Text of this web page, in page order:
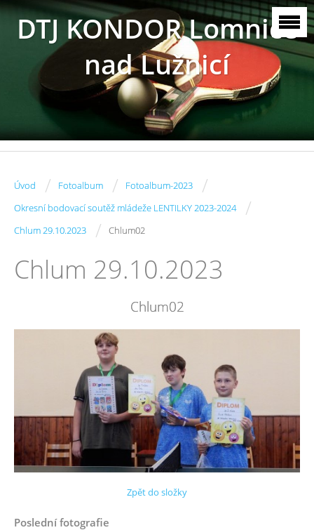
DTJ KONDOR Lomnice
nad Lužnicí
Úvod / Fotoalbum / Fotoalbum-2023 /
Okresní bodovací soutěž mládeže LENTILKY 2023-2024 /
Chlum 29.10.2023 / Chlum02
Chlum 29.10.2023
Chlum02
Zpět do složky
Poslední fotografie